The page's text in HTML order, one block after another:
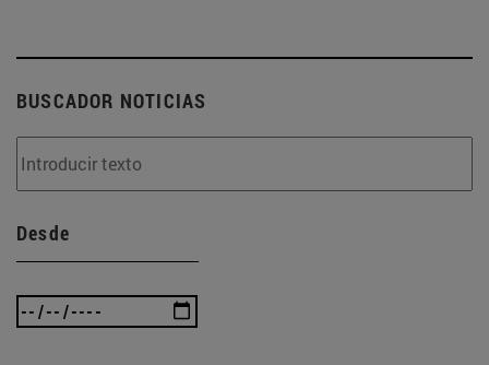
BUSCADOR NOTICIAS
Desde